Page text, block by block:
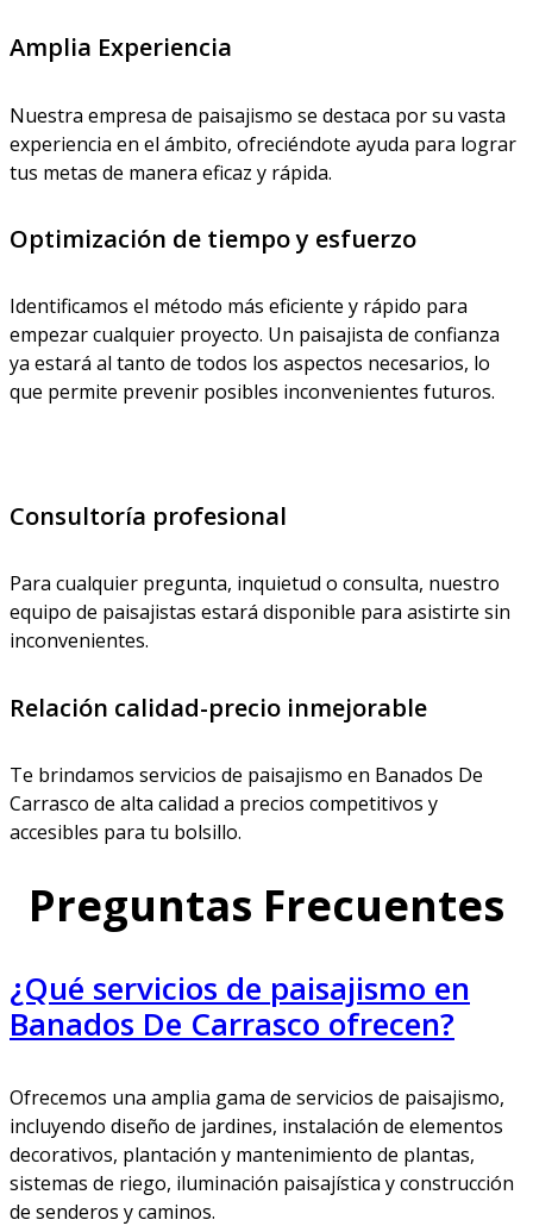
Amplia Experiencia
Nuestra empresa de paisajismo se destaca por su vasta
experiencia en el ámbito, ofreciéndote ayuda para lograr
tus metas de manera eficaz y rápida.
Optimización de tiempo y esfuerzo
Identificamos el método más eficiente y rápido para
empezar cualquier proyecto. Un paisajista de confianza
ya estará al tanto de todos los aspectos necesarios, lo
que permite prevenir posibles inconvenientes futuros.
Consultoría profesional
Para cualquier pregunta, inquietud o consulta, nuestro
equipo de paisajistas estará disponible para asistirte sin
inconvenientes.
Relación calidad-precio inmejorable
Te brindamos servicios de paisajismo en Banados De
Carrasco de alta calidad a precios competitivos y
accesibles para tu bolsillo.
Preguntas Frecuentes
¿Qué servicios de paisajismo en
Banados De Carrasco ofrecen?
Ofrecemos una amplia gama de servicios de paisajismo,
incluyendo diseño de jardines, instalación de elementos
decorativos, plantación y mantenimiento de plantas,
sistemas de riego, iluminación paisajística y construcción
de senderos y caminos.